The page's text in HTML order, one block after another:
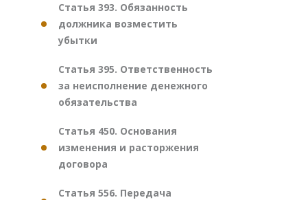
Статья 393. Обязанность
должника возместить
убытки
Статья 395. Ответственность
за неисполнение денежного
обязательства
Статья 450. Основания
изменения и расторжения
договора
Статья 556. Передача